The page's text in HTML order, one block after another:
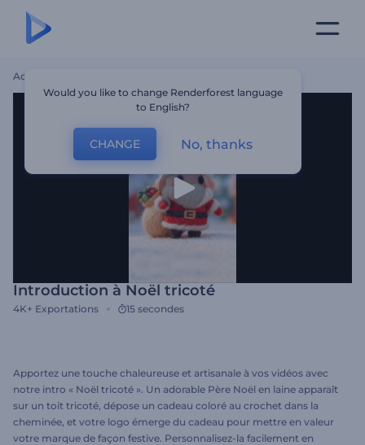
Accueil
Introduction à Noël tricoté
4K+ Exportations 15 secondes
Apportez une touche chaleureuse et artisanale à vos vidéos avec
notre intro « Noël tricoté ». Un adorable Père Noël en laine apparaît
sur un toit tricoté, dépose un cadeau coloré au crochet dans la
cheminée, et votre logo émerge du cadeau pour mettre en valeur
votre marque de façon festive. Personnalisez-la facilement en
Would you like to change Renderforest language
to English?
CHANGE No, thanks